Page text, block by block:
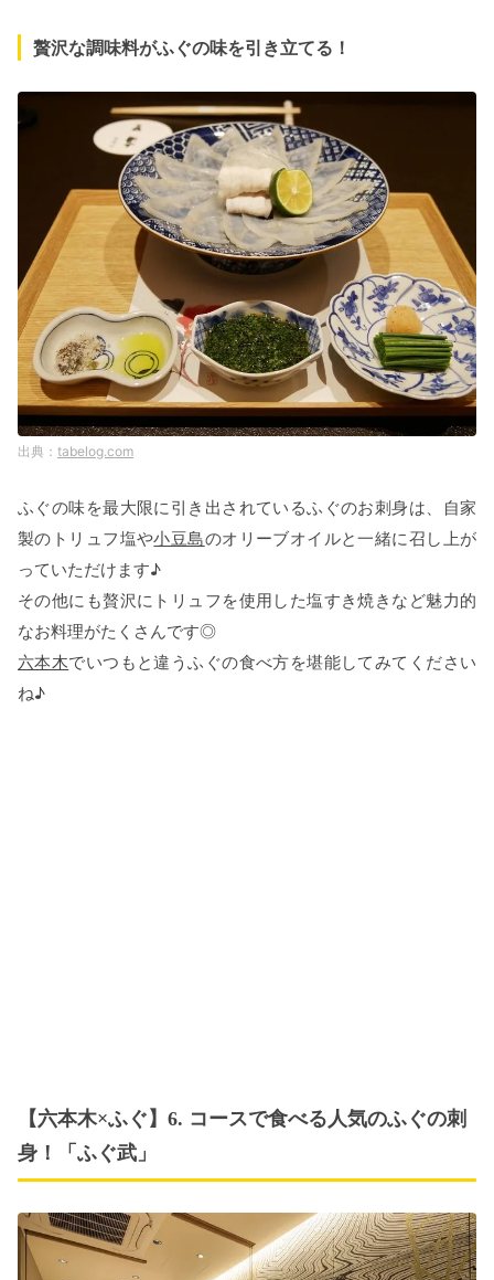
贅沢な調味料がふぐの味を引き立てる！
tabelog.com
ふぐの味を最大限に引き出されているふぐのお刺身は、自家
製のトリュフ塩や小豆島のオリーブオイルと一緒に召し上が
っていただけます♪
その他にも贅沢にトリュフを使用した塩すき焼きなど魅力的
なお料理がたくさんです◎
六本木でいつもと違うふぐの食べ方を堪能してみてください
ね♪
【六本木×ふぐ】6. コースで食べる人気のふぐの刺
身！「ふぐ武」